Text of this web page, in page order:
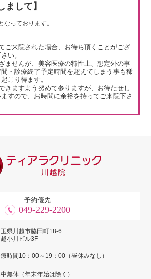
まして】
なっております。
ご来院された場合、お待ち頂くことがござ
い。
ませんが、美容医療の特性上、想定外の事
・診療終了予定時間を超えてしまう事も稀
こり得ます。
きますよう努めて参りますが、お待たせし
すので、お時間に余裕を持ってご来院下さ
予約優先
049-229-2200
県川越市脇田町18-6
越小川ビル3F
時間10：00～19：00（昼休みなし）
無休（年末年始は除く）